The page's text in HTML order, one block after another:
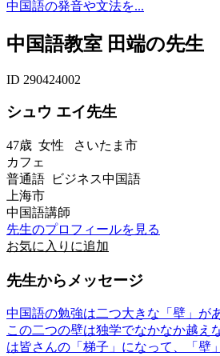
中国語の発音や文法を...
中国語教室 田端の先生
ID 290424002
シュウ エイ先生
47歳 女性 さいたま市
カフェ
普通語 ビジネス中国語
上海市
中国語講師
先生のプロフィールを見る
お気に入りに追加
先生からメッセージ
中国語の勉強は二つ大きな「壁」が
この二つの壁は独学でなかなか越え
は皆さんの「梯子」になって、「壁